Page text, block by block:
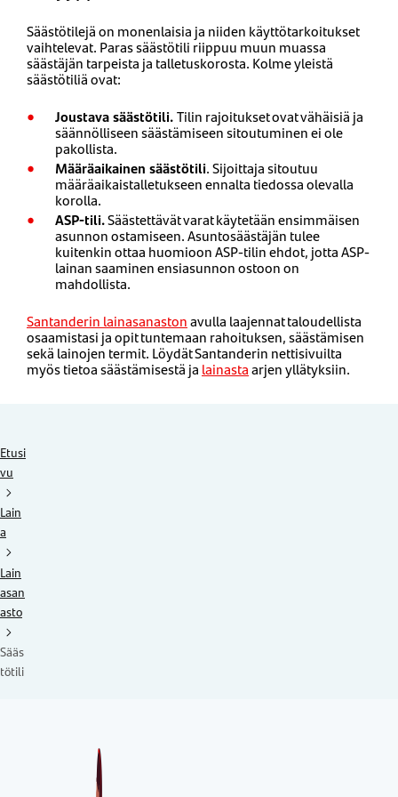
Säästötilejä on monenlaisia ja niiden käyttötarkoitukset
vaihtelevat. Paras säästötili riippuu muun muassa
säästäjän tarpeista ja talletuskorosta. Kolme yleistä
säästötiliä ovat:
Joustava säästötili.Tilin rajoitukset ovat vähäisiä ja
säännölliseen säästämiseen sitoutuminen ei ole
pakollista.
Määräaikainen säästötili. Sijoittaja sitoutuu
määräaikaistalletukseen ennalta tiedossa olevalla
korolla.
ASP-tili.Säästettävät varat käytetään ensimmäisen
asunnon ostamiseen. Asuntosäästäjän tulee
kuitenkin ottaa huomioon ASP-tilin ehdot, jotta ASP-
lainan saaminen ensiasunnon ostoon on
mahdollista.
Santanderin lainasanastonavulla laajennat taloudellista
osaamistasi ja opit tuntemaan rahoituksen, säästämisen
sekä lainojen termit. Löydät Santanderin nettisivuilta
myös tietoa säästämisestä ja lainastaarjen yllätyksiin.
Etusi
vu
Lain
a
Lain
asan
asto
Sääs
tötili